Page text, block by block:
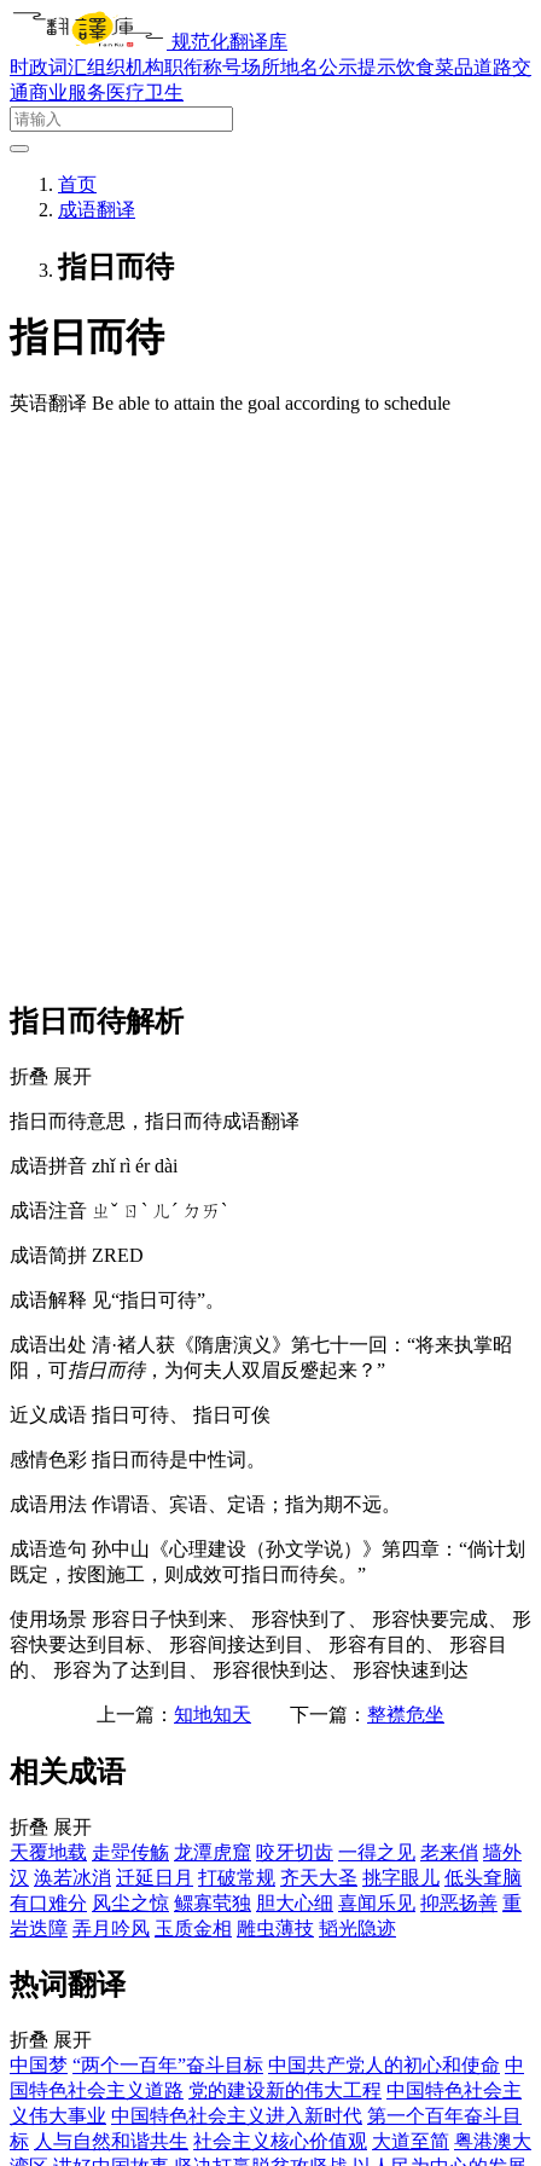
规范化翻译库
时政词汇组织机构职衔称号场所地名公示提示饮食菜品道路交
通商业服务医疗卫生
首页
成语翻译
指日而待
指日而待
英语翻译 Be able to attain the goal according to schedule
指日而待解析
折叠 展开
指日而待意思，指日而待成语翻译
成语拼音 zhǐ rì ér dài
成语注音 ㄓˇ ㄖˋ ㄦˊ ㄉㄞˋ
成语简拼 ZRED
成语解释 见“指日可待”。
成语出处 清·褚人获《隋唐演义》第七十一回：“将来执掌昭
阳，可指日而待，为何夫人双眉反蹙起来？”
近义成语 指日可待、 指日可俟
感情色彩 指日而待是中性词。
成语用法 作谓语、宾语、定语；指为期不远。
成语造句 孙中山《心理建设（孙文学说）》第四章：“倘计划
既定，按图施工，则成效可指日而待矣。”
使用场景 形容日子快到来、 形容快到了、 形容快要完成、 形
容快要达到目标、 形容间接达到目、 形容有目的、 形容目
的、 形容为了达到目、 形容很快到达、 形容快速到达
上一篇： 知地知天 下一篇： 整襟危坐
相关成语
折叠 展开
天覆地载 走斝传觞 龙潭虎窟 咬牙切齿 一得之见 老来俏 墙外
汉 涣若冰消 迁延日月 打破常规 齐天大圣 挑字眼儿 低头耷脑
有口难分 风尘之惊 鳏寡茕独 胆大心细 喜闻乐见 抑恶扬善 重
岩迭障 弄月吟风 玉质金相 雕虫薄技 韬光隐迹
热词翻译
折叠 展开
中国梦 “两个一百年”奋斗目标 中国共产党人的初心和使命 中
国特色社会主义道路 党的建设新的伟大工程 中国特色社会主
义伟大事业 中国特色社会主义进入新时代 第一个百年奋斗目
标 人与自然和谐共生 社会主义核心价值观 大道至简 粤港澳大